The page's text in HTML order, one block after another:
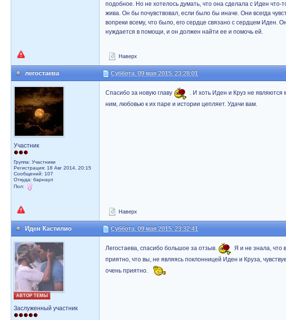
подобное. Но не хотелось думать, что она сделала с Иден что-
жива. Он бы почувствовал, если было бы иначе. Они всегда
вопреки всему, что было, его сердце связано с сердцем Иден.
нуждается в помощи, и он должен найти ее и помочь ей.
Наверх
легостаева Суббота, 09 мая 2015, 23:28:01
Участник
Группа: Участники
Регистрация: 18 Авг 2014, 20:15
Сообщений: 107
Откуда: барнаул
Пол:
Спасибо за новую главу
. И хоть Иден и Круз не
ним, любовью к их паре и истории цепляет. Удачи вам.
Наверх
Иден Кастилио Суббота, 09 мая 2015, 23:32:41
АВТОР ТЕМЫ
Заслуженный участник
Легостаева, спасибо большое за отзыв.
Я и не знала, что
приятно, что вы, не являясь поклонницей Иден и Круза,
очень приятно.